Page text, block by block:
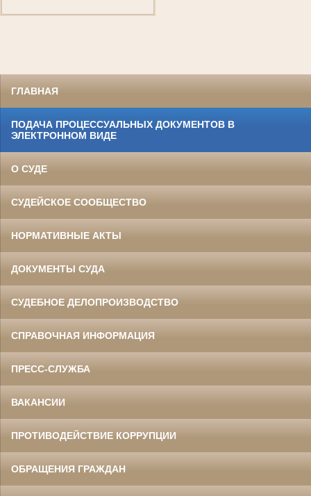
ГЛАВНАЯ
ПОДАЧА ПРОЦЕССУАЛЬНЫХ ДОКУМЕНТОВ В
ЭЛЕКТРОННОМ ВИДЕ
О СУДЕ
СУДЕЙСКОЕ СООБЩЕСТВО
НОРМАТИВНЫЕ АКТЫ
ДОКУМЕНТЫ СУДА
СУДЕБНОЕ ДЕЛОПРОИЗВОДСТВО
СПРАВОЧНАЯ ИНФОРМАЦИЯ
ПРЕСС-СЛУЖБА
ВАКАНСИИ
ПРОТИВОДЕЙСТВИЕ КОРРУПЦИИ
ОБРАЩЕНИЯ ГРАЖДАН